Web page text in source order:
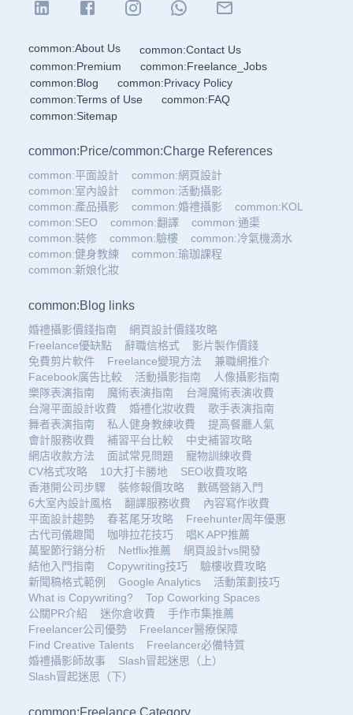
common:About Us
common:Contact Us
common:Premium
common:Freelance_Jobs
common:Blog
common:Privacy Policy
common:Terms of Use
common:FAQ
common:Sitemap
common:Price/common:Charge References
common:平面設計
common:網頁設計
common:室內設計
common:活動攝影
common:產品攝影
common:婚禮攝影
common:KOL
common:SEO
common:翻譯
common:通渠
common:裝修
common:驗樓
common:冷氣機滴水
common:健身教練
common:瑜珈課程
common:新娘化妝
common:Blog links
婚禮攝影價錢指南
網頁設計價錢攻略
Freelance優缺點
辭職信格式
影片製作價錢
免費剪片軟件
Freelance變現方法
兼職網推介
Facebook廣告比較
活動攝影指南
人像攝影指南
樂隊表演指南
魔術表演指南
台灣魔術表演收費
台灣平面設計收費
婚禮化妝收費
歌手表演指南
舞者表演指南
私人健身教練收費
提高餐廳人氣
會計服務收費
補習平台比較
中史補習攻略
網店收款方法
面試常見問題
寵物訓練收費
CV格式攻略
10大打卡勝地
SEO收費攻略
香港開公司步驟
裝修報價攻略
數碼營銷入門
6大室內設計風格
翻譯服務收費
內容寫作收費
平面設計趨勢
春茗尾牙攻略
Freehunter周年優惠
古代司儀趣聞
咖啡拉花技巧
唱K APP推薦
萬聖節行銷分析
Netflix推薦
網頁設計vs開發
結他入門指南
Copywriting技巧
驗樓收費攻略
新聞稿格式範例
Google Analytics
活動策劃技巧
What is Copywriting?
Top Coworking Spaces
公關PR介紹
迷你倉收費
手作市集推薦
Freelancer公司優勢
Freelancer醫療保障
Find Creative Talents
Freelancer必備特質
婚禮攝影師故事
Slash冒起迷思（上）
Slash冒起迷思（下）
common:Freelance Category